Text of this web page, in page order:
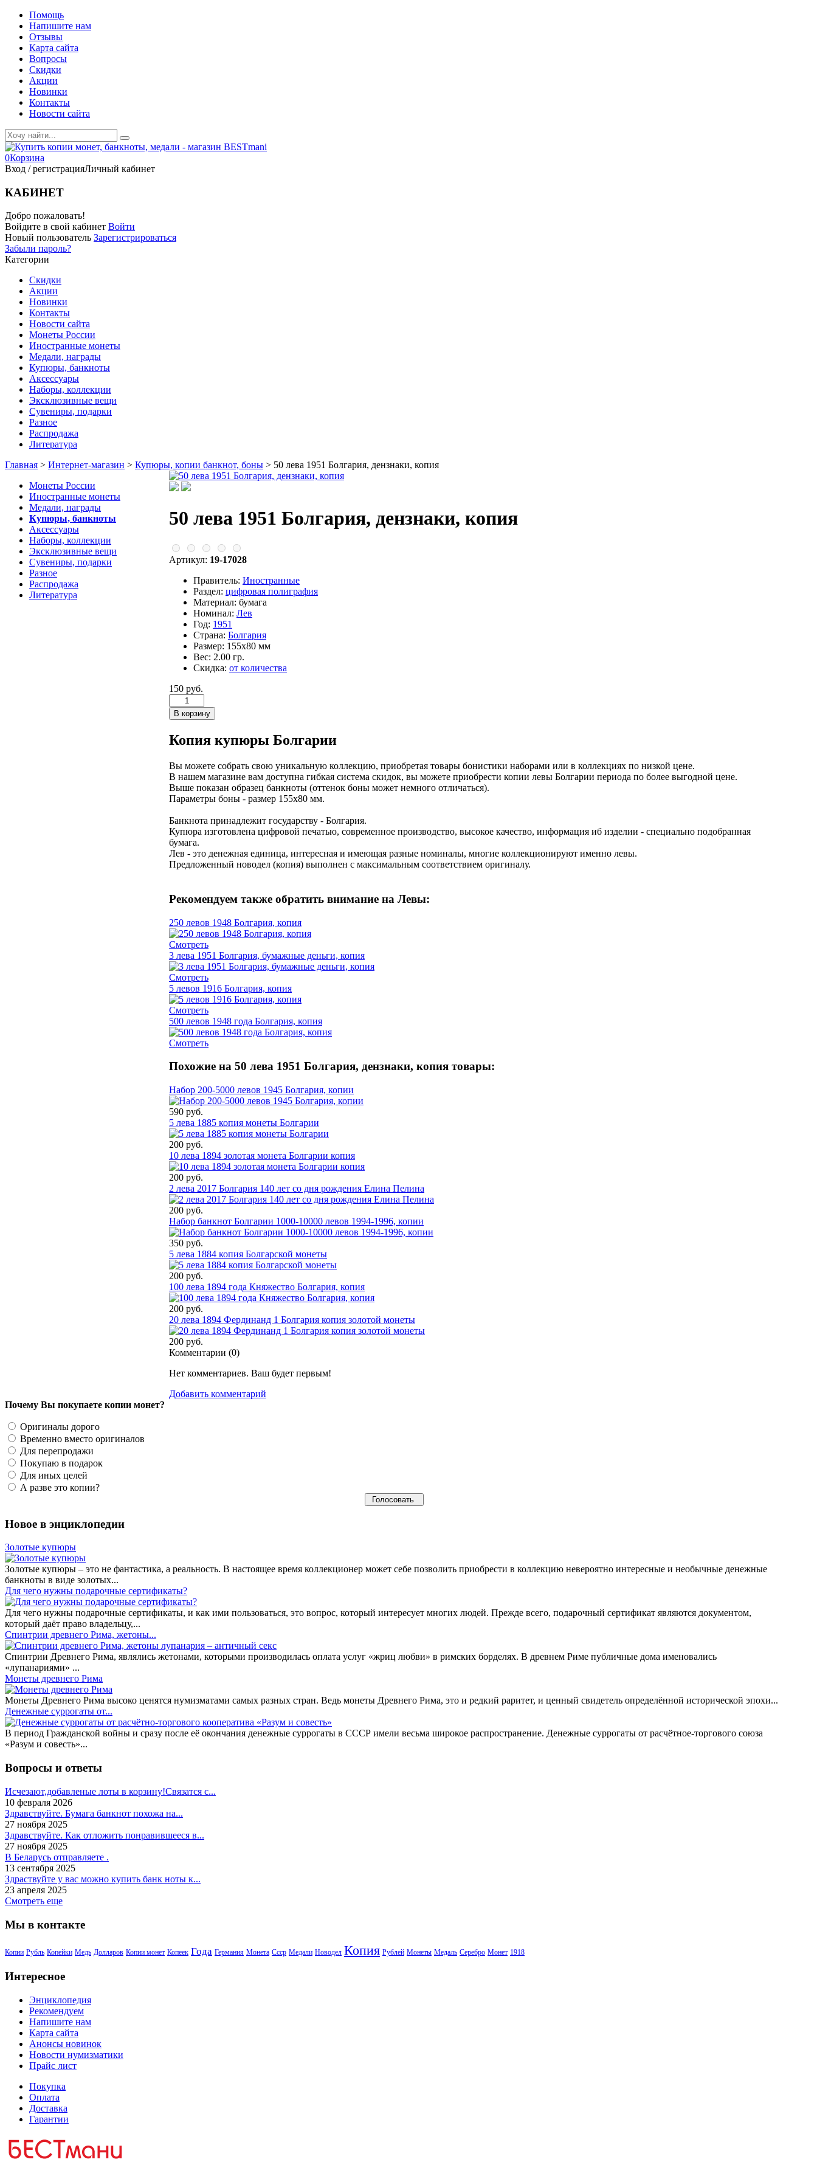
Помощь
Напишите нам
Отзывы
Карта сайта
Вопросы
Скидки
Акции
Новинки
Контакты
Новости сайта
0Корзина
Вход / регистрацияЛичный кабинет
КАБИНЕТ
Добро пожаловать!
Войдите в свой кабинет Войти
Новый пользователь Зарегистрироваться
Забыли пароль?
Категории
Скидки
Акции
Новинки
Контакты
Новости сайта
Монеты России
Иностранные монеты
Медали, награды
Купюры, банкноты
Аксессуары
Наборы, коллекции
Эксклюзивные вещи
Сувениры, подарки
Разное
Распродажа
Литература
Главная > Интернет-магазин > Купюры, копии банкнот, боны > 50 лева 1951 Болгария, дензнаки, копия
50 лева 1951 Болгария, дензнаки, копия
Артикул: 19-17028
Правитель: Иностранные
Раздел: цифровая полиграфия
Материал: бумага
Номинал: Лев
Год: 1951
Страна: Болгария
Размер: 155х80 мм
Вес: 2.00 гр.
Скидка: от количества
150 руб.
Копия купюры Болгарии
Вы можете собрать свою уникальную коллекцию, приобретая товары бонистики наборами или в коллекциях по низкой цене.
В нашем магазине вам доступна гибкая система скидок, вы можете приобрести копии левы Болгарии периода по более выгодной цене.
Выше показан образец банкноты (оттенок боны может немного отличаться).
Параметры боны - размер 155х80 мм.
Банкнота принадлежит государству - Болгария.
Купюра изготовлена цифровой печатью, современное производство, высокое качество, информация иб изделии - специально подобранная
бумага.
Лев - это денежная единица, интересная и имеющая разные номиналы, многие коллекционируют именно левы.
Предложенный новодел (копия) выполнен с максимальным соответствием оригиналу.
Рекомендуем также обратить внимание на Левы:
250 левов 1948 Болгария, копия
Смотреть
3 лева 1951 Болгария, бумажные деньги, копия
Смотреть
5 левов 1916 Болгария, копия
Смотреть
500 левов 1948 года Болгария, копия
Смотреть
Похожие на 50 лева 1951 Болгария, дензнаки, копия товары:
Набор 200-5000 левов 1945 Болгария, копии
590 руб.
5 лева 1885 копия монеты Болгарии
200 руб.
10 лева 1894 золотая монета Болгарии копия
200 руб.
2 лева 2017 Болгария 140 лет со дня рождения Елина Пелина
200 руб.
Набор банкнот Болгарии 1000-10000 левов 1994-1996, копии
350 руб.
5 лева 1884 копия Болгарской монеты
200 руб.
100 лева 1894 года Княжество Болгария, копия
200 руб.
20 лева 1894 Фердинанд 1 Болгария копия золотой монеты
200 руб.
Комментарии (0)
Нет комментариев. Ваш будет первым!
Добавить комментарий
Монеты России
Иностранные монеты
Медали, награды
Купюры, банкноты
Аксессуары
Наборы, коллекции
Эксклюзивные вещи
Сувениры, подарки
Разное
Распродажа
Литература
Почему Вы покупаете копии монет?
Оригиналы дорого
Временно вместо оригиналов
Для перепродажи
Покупаю в подарок
Для иных целей
А разве это копии?
Новое в энциклопедии
Золотые купюры
Золотые купюры – это не фантастика, а реальность. В настоящее время коллекционер может себе позволить приобрести в коллекцию невероятно интересные и необычные денежные
банкноты в виде золотых...
​Для чего нужны подарочные сертификаты?
Для чего нужны подарочные сертификаты, и как ими пользоваться, это вопрос, который интересует многих людей. Прежде всего, подарочный сертификат являются документом,
который даёт право владельцу,...
Спинтрии древнего Рима, жетоны...
Спинтрии Древнего Рима, являлись жетонами, которыми производилась оплата услуг «жриц любви» в римских борделях. В древнем Риме публичные дома именовались
«лупанариями» ...
Монеты древнего Рима
Монеты Древнего Рима высоко ценятся нумизматами самых разных стран. Ведь монеты Древнего Рима, это и редкий раритет, и ценный свидетель определённой исторической эпохи...
Денежные суррогаты от...
В период Гражданской войны и сразу после её окончания денежные суррогаты в СССР имели весьма широкое распространение. Денежные суррогаты от расчётное-торгового союза
«Разум и совесть»...
Вопросы и ответы
Исчезают,добавленые лоты в корзину!Связатся с...
10 февраля 2026
Здравствуйте. Бумага банкнот похожа на...
27 ноября 2025
Здравствуйте. Как отложить понравившееся в...
27 ноября 2025
В Беларусь отправляете .
13 сентября 2025
Здраствуйте у вас можно купить банк ноты к...
23 апреля 2025
Смотреть еще
Мы в контакте
Копии Рубль Копейки Медь Долларов Копии монет Копеек Года Германия Монета Ссср Медали Новодел Копия Рублей Монеты Медаль Серебро Монет 1918
Интересное
Энциклопедия
Рекомендуем
Напишите нам
Карта сайта
Анонсы новинок
Новости нумизматики
Прайс лист
Покупка
Оплата
Доставка
Гарантии